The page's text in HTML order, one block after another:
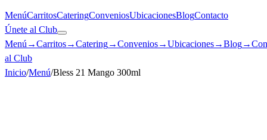
MenúCarritosCateringConveniosUbicacionesBlogContacto
Únete al Club
Menú →Carritos→Catering→Convenios→Ubicaciones→Blog→
al Club
Inicio/Menú/Bless 21 Mango 300ml